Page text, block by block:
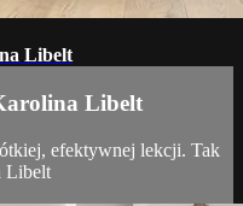
Libelt
Libelt
efektywnej lekcji. Tak
Libelt